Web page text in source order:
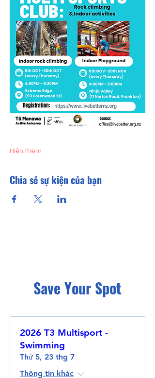
Hiện thêm
Chia sẻ sự kiện của bạn
Save Your Spot
2026 T3 Multisport -
Swimming
Thứ 5, 23 thg 7
Thông tin khác